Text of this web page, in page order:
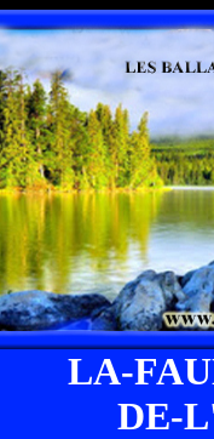
LA-
DE-